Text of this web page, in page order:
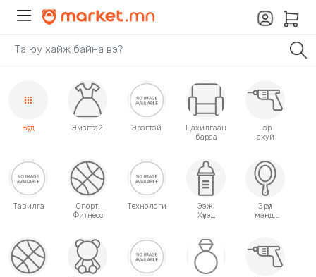
Бүгд Эмэгтэй Эрэгтэй
Цахилгаан
бараа
Гэр
ахуй
Тавилга
Спорт,
Фитнесс
Технологи
Ээж,
Хүүхэд
Эрүүл
мэнд,